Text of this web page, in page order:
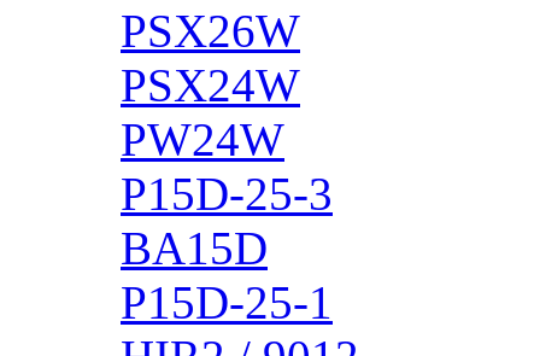
PSX26W
PSX24W
PW24W
P15D-25-3
BA15D
P15D-25-1